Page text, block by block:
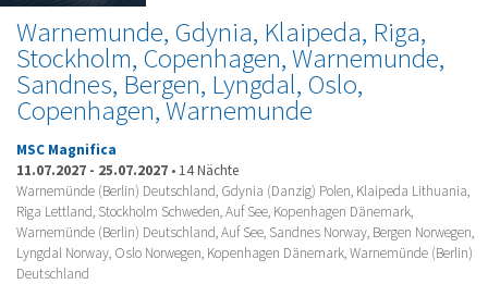
Warnemunde, Gdynia, Klaipeda, Riga,
Stockholm, Copenhagen, Warnemunde,
Sandnes, Bergen, Lyngdal, Oslo,
Copenhagen, Warnemunde
MSC Magnifica
11.07.2027 - 25.07.2027 • 14 Nächte
Warnemünde (Berlin) Deutschland, Gdynia (Danzig) Polen, Klaipeda Lithuania,
Riga Lettland, Stockholm Schweden, Auf See, Kopenhagen Dänemark,
Warnemünde (Berlin) Deutschland, Auf See, Sandnes Norway, Bergen Norwegen,
Lyngdal Norway, Oslo Norwegen, Kopenhagen Dänemark, Warnemünde (Berlin)
Deutschland